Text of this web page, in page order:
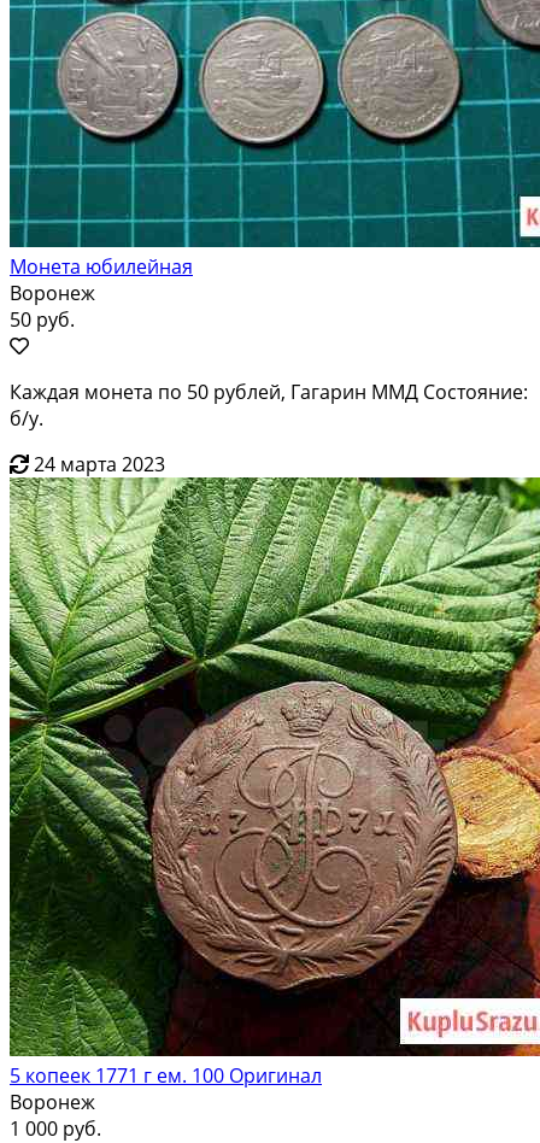
Монета юбилейная
Воронеж
50 руб.
Каждая монета по 50 рублей, Гагарин ММД Состояние:
б/у.
24 марта 2023
5 копеек 1771 г ем. 100 Оригинал
Воронеж
1 000 руб.